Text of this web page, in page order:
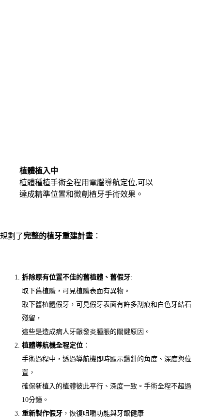
植體植入中
植體種植手術全程用電腦導航定位,可以
達成精準位置和微創植牙手術效果。
規劃了完整的植牙重建計畫 ：
拆除原有位置不佳的舊植體、舊假牙:
取下舊植體，可見植體表面有異物。
取下舊植體假牙，可見假牙表面有許多刮痕和白色牙結石
殘留，
這些是造成病人牙齦發炎腫脹的關鍵原因。
植體導航機全程定位 ：
手術過程中，透過導航機即時顯示鑽針的角度、深度與位
置，
確保新植入的植體彼此平行、深度一致。手術全程不超過
10分鐘。
重新製作假牙 ，恢復咀嚼功能與牙齦健康